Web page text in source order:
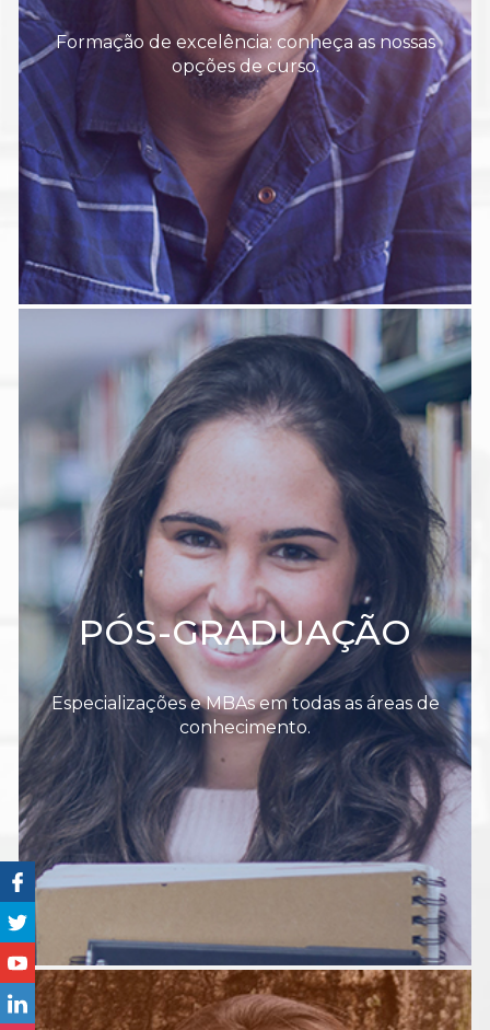
Formação de excelência: conheça as nossas
opções de curso.
PÓS-GRADUAÇÃO
Especializações e MBAs em todas as áreas de
conhecimento.